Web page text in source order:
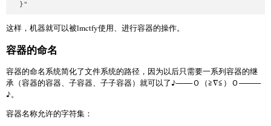
  }"
这样，机器就可以被lmctfy使用、进行容器的操作。
容器的命名
容器的命名系统简化了文件系统的路径，因为以后只需要一系列容器的继
承（容器的容器、子容器、子子容器）就可以了♪───Ｏ（≧∇≦）Ｏ────
♪。
容器名称允许的字符集：